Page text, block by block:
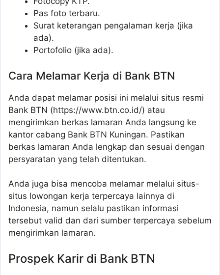
Pas foto terbaru.
Surat keterangan pengalaman kerja (jika
ada).
Portofolio (jika ada).
Cara Melamar Kerja di Bank BTN
Anda dapat melamar posisi ini melalui situs resmi
Bank BTN (https://www.btn.co.id/) atau
mengirimkan berkas lamaran Anda langsung ke
kantor cabang Bank BTN Kuningan. Pastikan
berkas lamaran Anda lengkap dan sesuai dengan
persyaratan yang telah ditentukan.
Anda juga bisa mencoba melamar melalui situs-
situs lowongan kerja terpercaya lainnya di
Indonesia, namun selalu pastikan informasi
tersebut valid dan dari sumber terpercaya sebelum
mengirimkan lamaran.
Prospek Karir di Bank BTN